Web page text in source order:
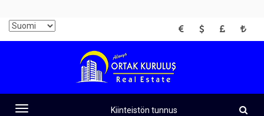
EUR USD GBP TRY
Toggle
tunnus